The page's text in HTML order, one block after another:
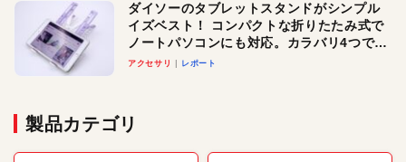
ダイソーのタブレットスタンドがシンプル
イズベスト！ コンパクトな折りたたみ式で
ノートパソコンにも対応。カラバリ4つで選
べる楽しさも
アクセサリ レポート
製品カテゴリ